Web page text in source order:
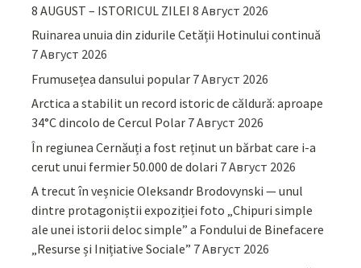
8 AUGUST – ISTORICUL ZILEI 8 Август 2026
Ruinarea unuia din zidurile Cetății Hotinului continuă
7 Август 2026
Frumusețea dansului popular 7 Август 2026
Arctica a stabilit un record istoric de căldură: aproape
34°C dincolo de Cercul Polar 7 Август 2026
În regiunea Cernăuți a fost reținut un bărbat care i-a
cerut unui fermier 50.000 de dolari 7 Август 2026
A trecut în veșnicie Oleksandr Brodovynski — unul
dintre protagoniștii expoziției foto „Chipuri simple
ale unei istorii deloc simple” a Fondului de Binefacere
„Resurse și Inițiative Sociale” 7 Август 2026